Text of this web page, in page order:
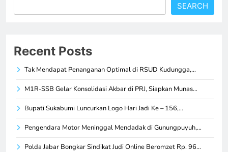
SEARCH
Recent Posts
Tak Mendapat Penanganan Optimal di RSUD Kudungga,…
M1R-SSB Gelar Konsolidasi Akbar di PRJ, Siapkan Munas…
Bupati Sukabumi Luncurkan Logo Hari Jadi Ke – 156,…
Pengendara Motor Meninggal Mendadak di Gunungpuyuh,…
Polda Jabar Bongkar Sindikat Judi Online Beromzet Rp. 96…